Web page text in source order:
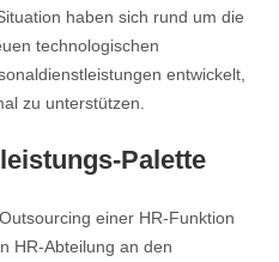
haben sich rund um die
technologischen
entwickelt,
zu unterstützen.
Palette
Outsourcing einer HR-Funktion
HR-Abteilung an den